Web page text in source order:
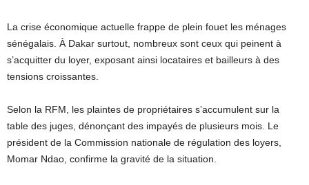
La crise économique actuelle frappe de plein fouet les ménages
sénégalais. À Dakar surtout, nombreux sont ceux qui peinent à
s’acquitter du loyer, exposant ainsi locataires et bailleurs à des
tensions croissantes.
Selon la RFM, les plaintes de propriétaires s’accumulent sur la
table des juges, dénonçant des impayés de plusieurs mois. Le
président de la Commission nationale de régulation des loyers,
Momar Ndao, confirme la gravité de la situation.